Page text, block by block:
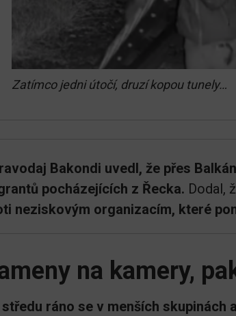
Zatímco jedni útočí, druzí kopou tunely…
Bakondi uvedl, že přes
pocházejících z Řecka. Dodal,
neziskovým organizacím, které
na kamery,
středu ráno se v menších